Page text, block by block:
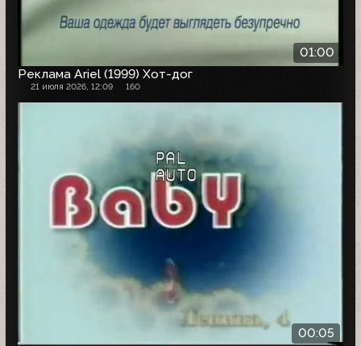
01:00
Реклама Ariel (1999) Хот-дог
21 июля 2026, 12:09 160
00:05